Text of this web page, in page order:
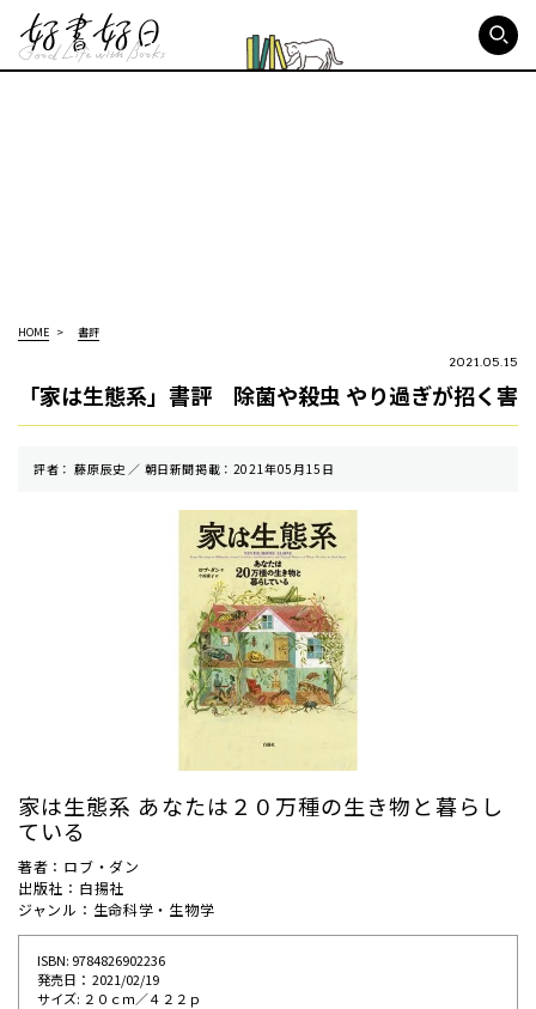
HOME 書評
2021.05.15
「家は生態系」書評 除菌や殺虫 やり過ぎが招く害
評者： 藤原辰史 ／ 朝⽇新聞掲載：2021年05月15日
家は生態系 あなたは２０万種の生き物と暮らし
ている
著者：ロブ・ダン
出版社：白揚社
ジャンル：生命科学・生物学
ISBN: 9784826902236
発売⽇： 2021/02/19
サイズ: ２０ｃｍ／４２２ｐ